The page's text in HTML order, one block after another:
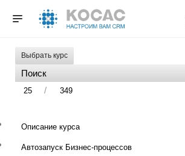
Выбрать курс
25 / 349
Описание курса
Автозапуск Бизнес-процессов